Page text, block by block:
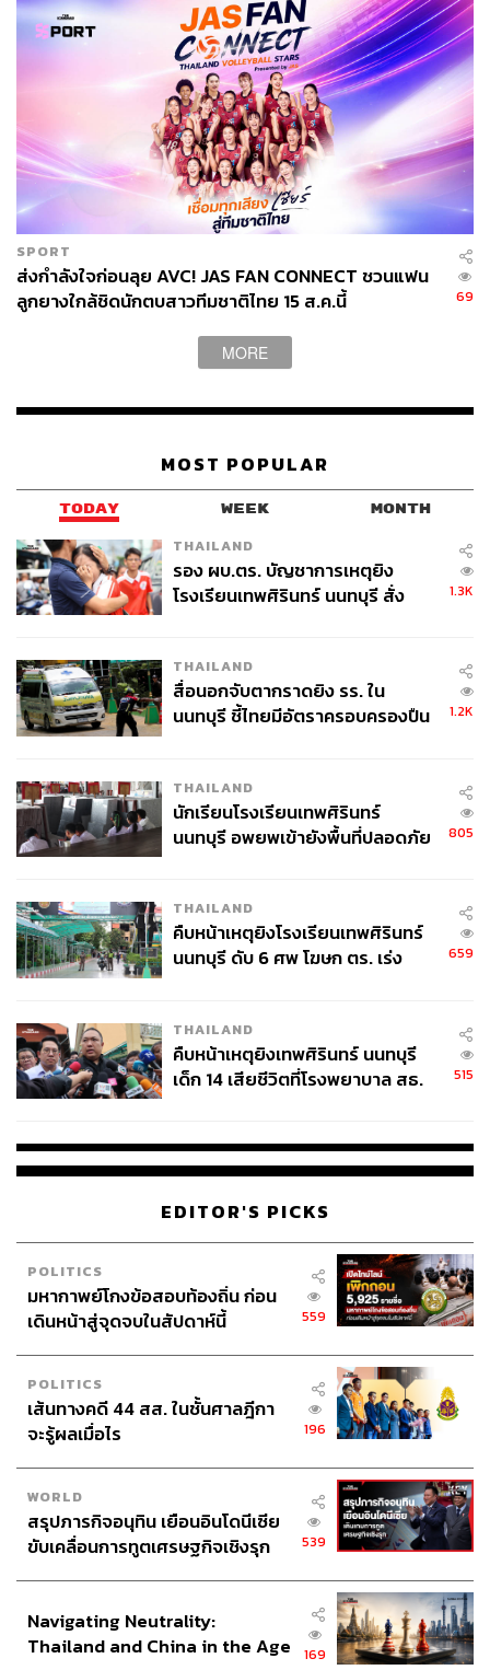
SPORT
ส่งกำลังใจก่อนลุย AVC! JAS FAN CONNECT ชวนแฟน
ลูกยางใกล้ชิดนักตบสาวทีมชาติไทย 15 ส.ค.นี้
69
MORE
MOST POPULAR
TODAY WEEK MONTH
THAILAND
รอง ผบ.ตร. บัญชาการเหตุยิง
โรงเรียนเทพศิรินทร์ นนทบุรี สั่ง
1.3K
THAILAND
สื่อนอกจับตากราดยิง รร. ใน
นนทบุรี ชี้ไทยมีอัตราครอบครองปืน
1.2K
THAILAND
นักเรียนโรงเรียนเทพศิรินทร์
นนทบุรี อพยพเข้ายังพื้นที่ปลอดภัย
805
THAILAND
คืบหน้าเหตุยิงโรงเรียนเทพศิรินทร์
นนทบุรี ดับ 6 ศพ โฆษก ตร. เร่ง
659
THAILAND
คืบหน้าเหตุยิงเทพศิรินทร์ นนทบุรี
เด็ก 14 เสียชีวิตที่โรงพยาบาล สธ.
515
EDITOR'S PICKS
POLITICS
มหากาพย์โกงข้อสอบท้องถิ่น ก่อน
เดินหน้าสู่จุดจบในสัปดาห์นี้
559
POLITICS
เส้นทางคดี 44 สส. ในชั้นศาลฎีกา
จะรู้ผลเมื่อไร
196
WORLD
สรุปภารกิจอนุทิน เยือนอินโดนีเซีย
ขับเคลื่อนการทูตเศรษฐกิจเชิงรุก
539
Navigating Neutrality:
Thailand and China in the Age
169